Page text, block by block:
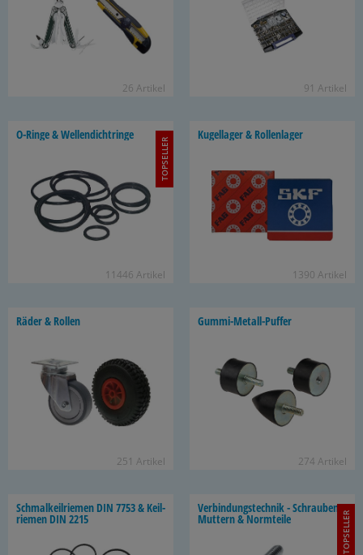
26 Ar­ti­kel 91 Ar­ti­kel
O-​Ringe & Wel­len­dicht­rin­ge
11446 Ar­ti­kel
TOPSELLER
Ku­gel­la­ger & Rol­len­la­ger
1390 Ar­ti­kel
Räder & Rol­len
251 Ar­ti­kel
Gummi-​Metall-Puffer
274 Ar­ti­kel
Schmal­keil­rie­men DIN 7753 & Keil­
rie­men DIN 2215
Ver­bin­dungs­tech­nik - Schrau­ben,
Mut­tern & Norm­tei­le TOPSELLER